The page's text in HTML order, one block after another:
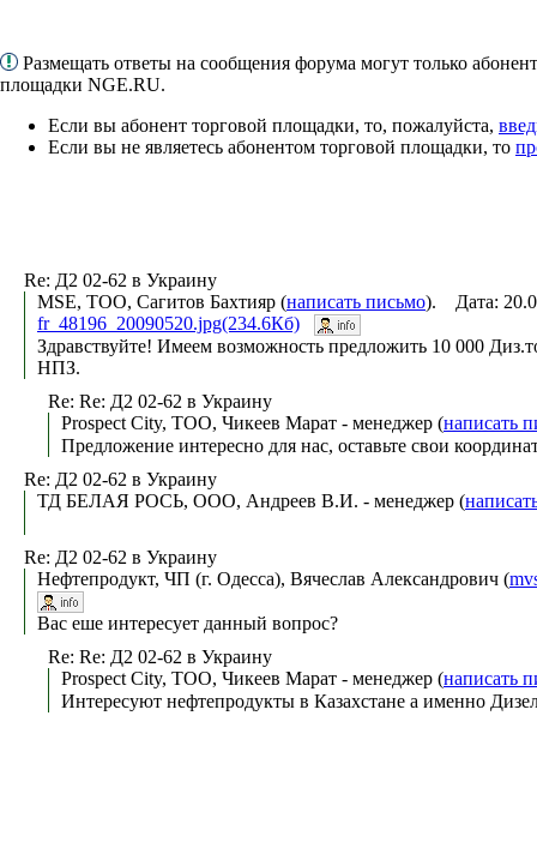
Размещать ответы на сообщения форума могут только
площадки NGE.RU.
Если вы абонент торговой площадки, то, пожалуйста,
Если вы не являетесь абонентом торговой площадки, то
Re: Д2 02-62 в Украину
MSE, ТОО, Сагитов Бахтияр (написать письмо). Дата:
fr_48196_20090520.jpg(234.6Кб)
Здравствуйте! Имеем возможность предложить 10 000
НПЗ.
Re: Re: Д2 02-62 в Украину
Prospect City, ТОО, Чикеев Марат - менеджер (написать
Предложение интересно для нас, оставьте свои
Re: Д2 02-62 в Украину
ТД БЕЛАЯ РОСЬ, ООО, Андреев В.И. - менеджер (
Re: Д2 02-62 в Украину
Нефтепродукт, ЧП (г. Одесса), Вячеслав Александрович (
Вас еше интересует данный вопрос?
Re: Re: Д2 02-62 в Украину
Prospect City, ТОО, Чикеев Марат - менеджер (написать
Интересуют нефтепродукты в Казахстане а именно